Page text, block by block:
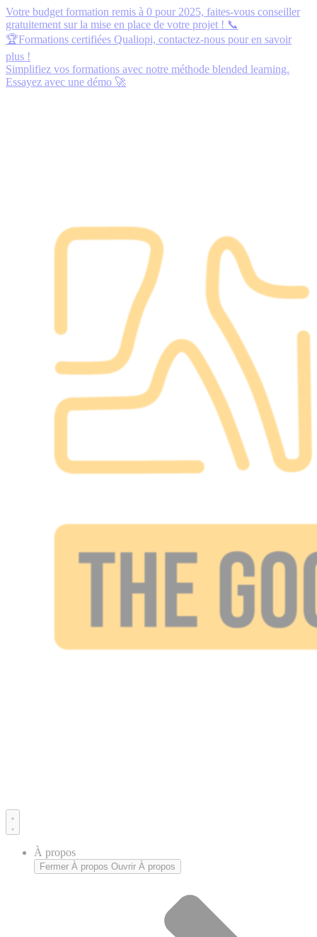
Votre budget formation remis à 0 pour 2025, faites-vous conseiller
gratuitement sur la mise en place de votre projet ! 📞
🏆Formations certifiées Qualiopi, contactez-nous pour en savoir
plus !
Simplifiez vos formations avec notre méthode blended learning.
Essayez avec une démo 🚀
À propos
Fermer À propos Ouvrir À propos